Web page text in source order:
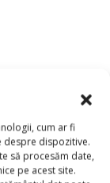
cum ar fi
despre dispozitive.
să procesăm date,
pe acest site.